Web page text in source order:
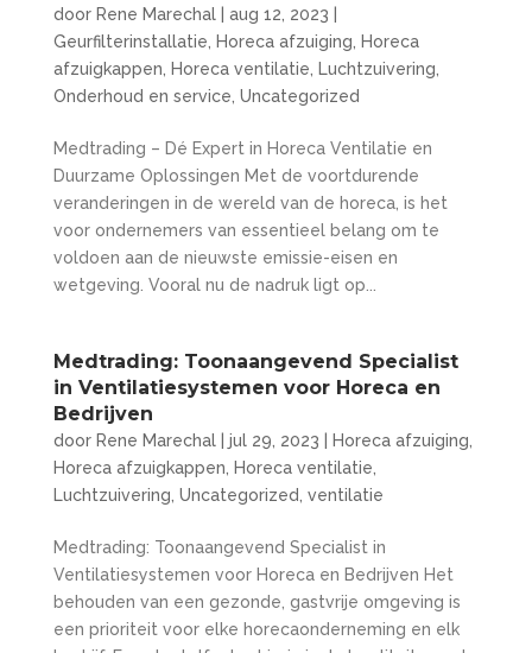
door Rene Marechal| aug 12, 2023
Geurfilterinstallatie
Horeca afzuiging
Horeca
afzuigkappen
Horeca ventilatie Luchtzuivering
Onderhoud en service Uncategorized
Medtrading – Dé Expert in Horeca Ventilatie en
Duurzame Oplossingen Met de voortdurende
veranderingen in de wereld van de horeca, is het
voor ondernemers van essentieel belang om te
voldoen aan de nieuwste emissie-eisen en
wetgeving. Vooral nu de nadruk ligt op...
Medtrading: Toonaangevend Specialist
in Ventilatiesystemen voor Horeca en
Bedrijven
door Rene Marechal| jul 29, 2023 Horeca afzuiging
Horeca afzuigkappen
Horeca ventilatie
Luchtzuivering Uncategorized ventilatie
Medtrading: Toonaangevend Specialist in
Ventilatiesystemen voor Horeca en Bedrijven Het
behouden van een gezonde, gastvrije omgeving is
een prioriteit voor elke horecaonderneming en elk